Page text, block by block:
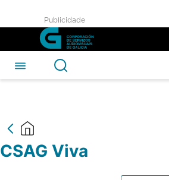
Skip to Main Content
CSAG Viva - CSAG
Publicidade
CSAG Viva